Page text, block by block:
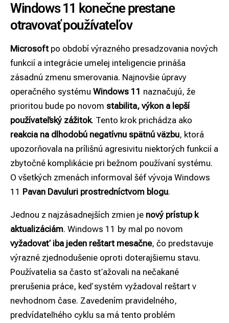
Windows 11 konečne prestane
otravovať používateľov
Microsoft po období výrazného presadzovania nových
funkcií a integrácie umelej inteligencie prináša
zásadnú zmenu smerovania. Najnovšie úpravy
operačného systému Windows 11 naznačujú, že
prioritou bude po novom stabilita, výkon a lepší
používateľský zážitok. Tento krok prichádza ako
reakcia na dlhodobú negatívnu spätnú väzbu, ktorá
upozorňovala na prílišnú agresivitu niektorých funkcií a
zbytočné komplikácie pri bežnom používaní systému.
O všetkých zmenách informoval šéf vývoja Windows
11 Pavan Davuluri prostredníctvom blogu.
Jednou z najzásadnejších zmien je nový prístup k
aktualizáciám. Windows 11 by mal po novom
vyžadovať iba jeden reštart mesačne, čo predstavuje
výrazné zjednodušenie oproti doterajšiemu stavu.
Používatelia sa často sťažovali na nečakané
prerušenia práce, keď systém vyžadoval reštart v
nevhodnom čase. Zavedením pravidelného,
predvídateľného cyklu sa má tento problém